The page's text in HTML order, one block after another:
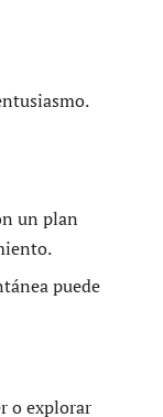
un plan
puede
o explorar